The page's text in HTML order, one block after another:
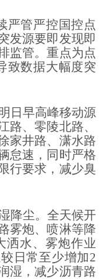
严管严控国控点
发源要即发现即
监管。重点为点
致数据大幅度突
日早高峰移动源
路、零陵北路、
家井路、潇水路
怠速，同时严格
行要求，减少臭
降尘。全天候开
雾炮、喷淋等降
洒水、雾炮作业
日常至少增加2
湿，减少沥青路